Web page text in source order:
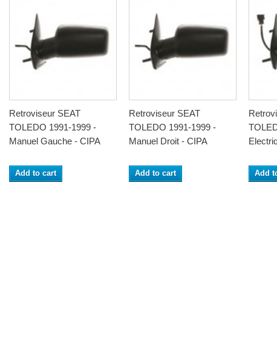
Retroviseur SEAT
TOLEDO 1991-1999 -
Manuel Gauche - CIPA
Add to cart
Retroviseur SEAT
TOLEDO 1991-1999 -
Manuel Droit - CIPA
Add to cart Add